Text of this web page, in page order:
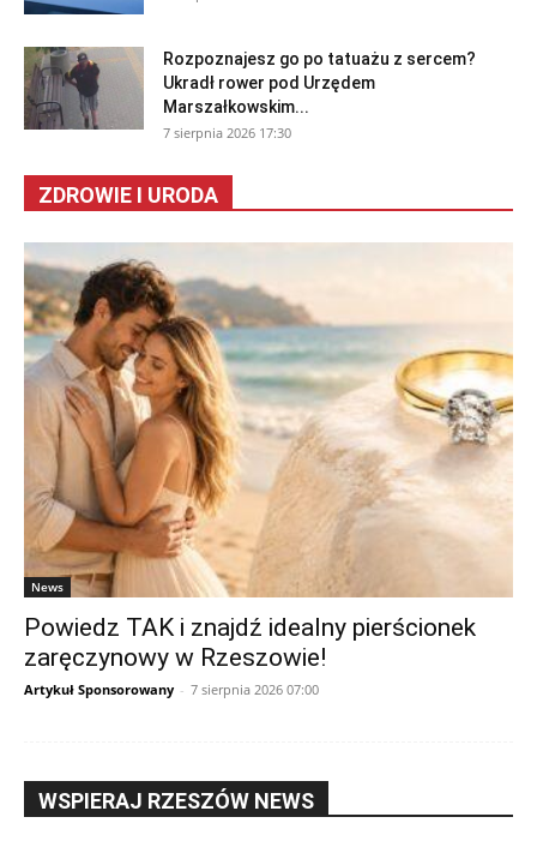
Rozpoznajesz go po tatuażu z sercem?
Ukradł rower pod Urzędem
Marszałkowskim...
7 sierpnia 2026 17:30
ZDROWIE I URODA
News
Powiedz TAK i znajdź idealny pierścionek
zaręczynowy w Rzeszowie!
Artykuł Sponsorowany - 7 sierpnia 2026 07:00
WSPIERAJ RZESZÓW NEWS